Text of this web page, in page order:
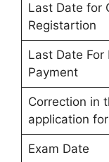
Last Date for
Registartion
Last Date For
Payment
Correction in
application
Exam Date